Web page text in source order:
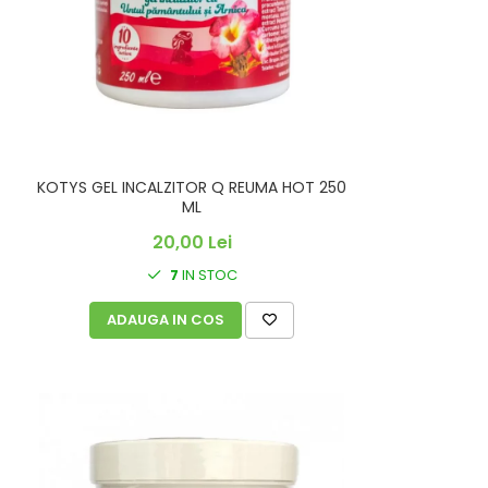
KOTYS GEL INCALZITOR Q REUMA HOT 250
ML
20,00 Lei
7 IN STOC
ADAUGA IN COS